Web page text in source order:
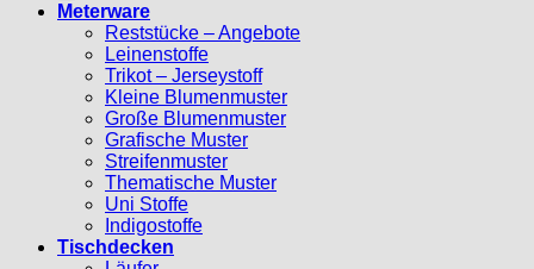
Meterware
Reststücke – Angebote
Leinenstoffe
Trikot – Jerseystoff
Kleine Blumenmuster
Große Blumenmuster
Grafische Muster
Streifenmuster
Thematische Muster
Uni Stoffe
Indigostoffe
Tischdecken